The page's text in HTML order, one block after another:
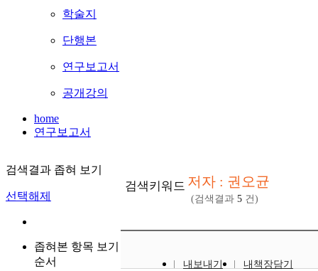
학술지
단행본
연구보고서
공개강의
home
연구보고서
검색결과 좁혀 보기
선택해제
좁혀본 항목 보기
순서
검색키워드 저자 : 권오균
(검색결과 5 건)
내보내기
내책장담기